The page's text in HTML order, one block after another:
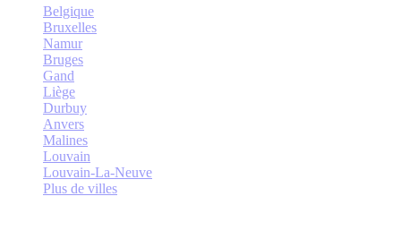
Belgique
Bruxelles
Namur
Bruges
Gand
Liège
Durbuy
Anvers
Malines
Louvain
Louvain-La-Neuve
Plus de villes